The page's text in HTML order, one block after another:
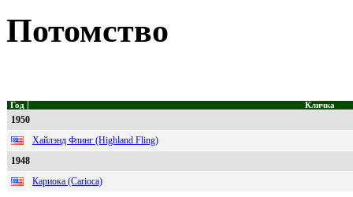
Потомство
Год Кличка
1950
Хайлэнд Флинг (Highland Fling)
1948
Кариока (Carioca)